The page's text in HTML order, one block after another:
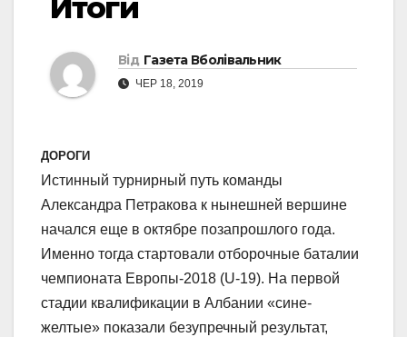
Итоги
Від Газета Вболівальник
ЧЕР 18, 2019
ДОРОГИ
Истинный турнирный путь команды
Александра Петракова к нынешней вершине
начался еще в октябре позапрошлого года.
Именно тогда стартовали отборочные баталии
чемпионата Европы-2018 (U-19). На первой
стадии квалификации в Албании «сине-
желтые» показали безупречный результат,